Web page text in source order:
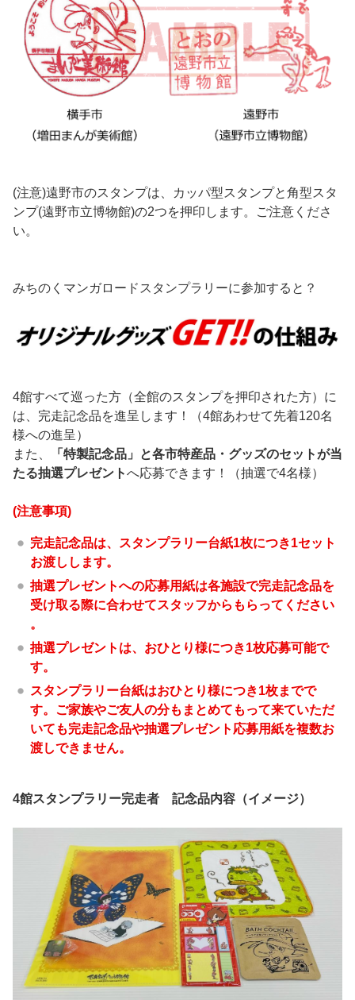
(注意)遠野市のスタンプは、カッパ型スタンプと角型スタ
ンプ(遠野市立博物館)の2つを押印します。ご注意くださ
い。
みちのくマンガロードスタンプラリーに参加すると？
4館すべて巡った方（全館のスタンプを押印された方）に
は、完走記念品を進呈します！（4館あわせて先着120名
様への進呈）
また、
「特製記念品」と各市特産品・グッズのセットが当
たる抽選プレゼントへ応募できます！（抽選で4名様）
(注意事項)
完走記念品は、スタンプラリー台紙1枚につき1セット
お渡しします。
抽選プレゼントへの応募用紙は各施設で完走記念品を
受け取る際に合わせてスタッフからもらってください
。
抽選プレゼントは、おひとり様につき1枚応募可能で
す。
スタンプラリー台紙はおひとり様につき1枚までで
す。ご家族やご友人の分もまとめてもって来ていただ
いても完走記念品や抽選プレゼント応募用紙を複数お
渡しできません。
4館スタンプラリー完走者 記念品内容（イメージ）